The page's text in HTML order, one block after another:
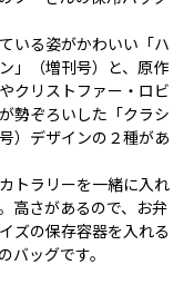
いる姿がかわいい「ハ
」（増刊号）と、原作
クリストファー・ロビ
勢ぞろいした「クラシ
）デザインの２種があ
トラリーを一緒に入れ
高さがあるので、お弁
ズの保存容器を入れる
バッグです。